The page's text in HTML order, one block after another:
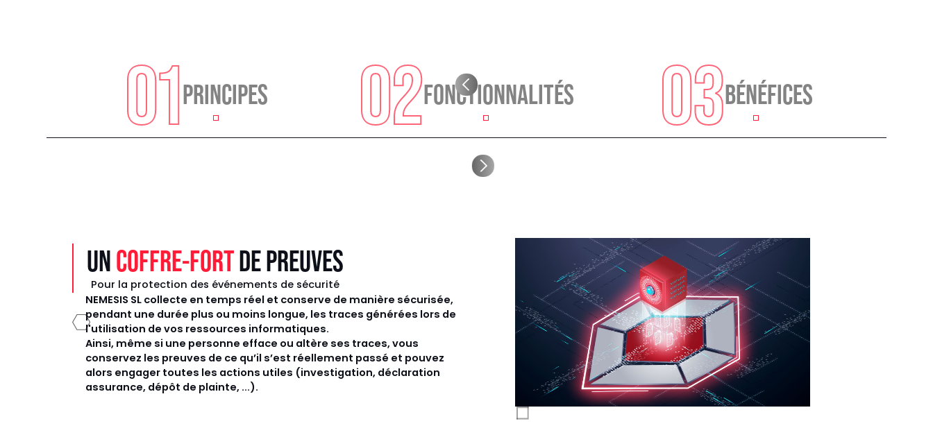
01PRINCIPES 02FONCTIONNALITÉS 03BÉNÉFICES
UNCOFFRE-FORTDE PREUVES
Pour la protection des événements de sécurité
NEMESIS SL collecte en temps réel et conserve de manière sécurisée,
pendant une durée plus ou moins longue, les traces générées lors de
l'utilisation de vos ressources informatiques.
Ainsi, même si une personne efface ou altère ses traces, vous
conservez les preuves de ce qu’il s’est réellement passé et pouvez
alors engager toutes les actions utiles (investigation, déclaration
assurance, dépôt de plainte, ...).